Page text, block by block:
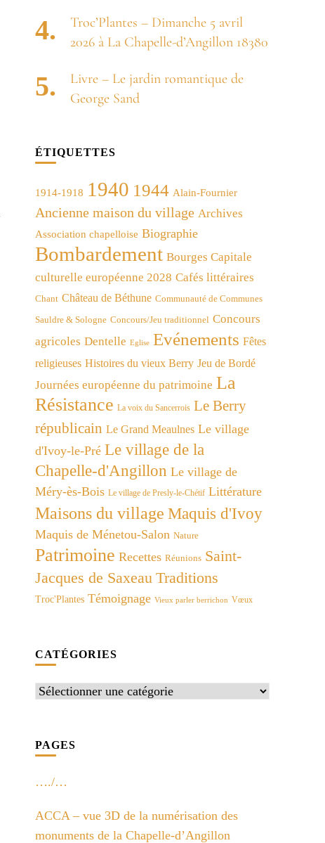
Troc’Plantes – Dimanche 5 avril
2026 à La Chapelle-d’Angillon 18380
Livre – Le jardin romantique de
George Sand
ÉTIQUETTES
1914-1918 1940 1944 Alain-Fournier
Ancienne maison du village Archives
Association chapelloise Biographie
Bombardement Bourges Capitale
culturelle européenne 2028 Cafés littéraires
Chant Château de Béthune Communauté de Communes
Sauldre & Sologne Concours/Jeu traditionnel Concours
agricoles Dentelle Eglise Evénements Fêtes
religieuses Histoires du vieux Berry Jeu de Bordé
Journées européenne du patrimoine La
Résistance La voix du Sancerrois Le Berry
républicain Le Grand Meaulnes Le village
d'Ivoy-le-Pré Le village de la
Chapelle-d'Angillon Le village de
Méry-ès-Bois Le village de Presly-le-Chétif Littérature
Maisons du village Maquis d'Ivoy
Maquis de Ménetou-Salon Nature
Patrimoine Recettes Réunions Saint-
Jacques de Saxeau Traditions
Troc'Plantes Témoignage Vieux parler berrichon Vœux
CATÉGORIES
Catégories
PAGES
…./…
ACCA – vue 3D de la numérisation des
monuments de la Chapelle-d’Angillon